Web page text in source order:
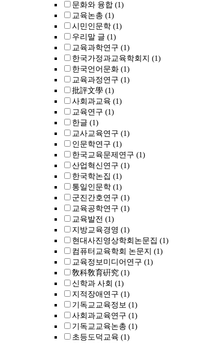
문화와 융합 (1)
교육논총 (1)
시민인문학 (1)
우리말 글 (1)
교육과학연구 (1)
한국가정과교육학회지 (1)
한국언어문화 (1)
교육과정연구 (1)
批評文學 (1)
사회과교육 (1)
교육연구 (1)
한글 (1)
교사교육연구 (1)
인문학연구 (1)
한국교육문제연구 (1)
산업혁신연구 (1)
한국학논집 (1)
통일인문학 (1)
군진간호연구 (1)
교육공학연구 (1)
교육발전 (1)
지방교육경영 (1)
현대사진영상학회논문집 (1)
컴퓨터교육학회 논문지 (1)
교육정보미디어연구 (1)
敎科敎育硏究 (1)
신학과 사회 (1)
지적장애연구 (1)
기독교교육정보 (1)
사회과교육연구 (1)
기독교교육논총 (1)
초등도덕교육 (1)